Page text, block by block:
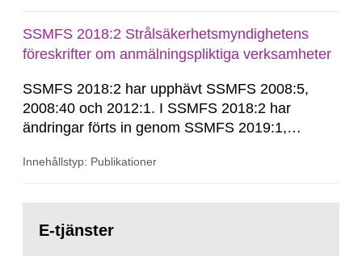
SSMFS 2018:2 Strålsäkerhetsmyndighetens
föreskrifter om anmälningspliktiga verksamheter
SSMFS 2018:2 har upphävt SSMFS 2008:5,
2008:40 och 2012:1. I SSMFS 2018:2 har
ändringar förts in genom SSMFS 2019:1,
Innehållstyp: Publikationer
sida:E-tjänster